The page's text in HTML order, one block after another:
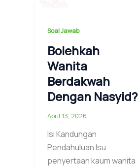
Soal Jawab
Bolehkah
Wanita
Berdakwah
Dengan Nasyid?
April 13, 2026
Isi Kandungan
Pendahuluan Isu
penyertaan kaum wanita